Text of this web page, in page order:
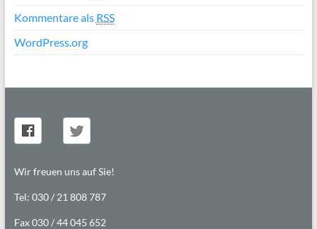
Kommentare als RSS
WordPress.org
Wir freuen uns auf Sie!
Tel: 030 / 21 808 787
Fax 030 / 44 045 652